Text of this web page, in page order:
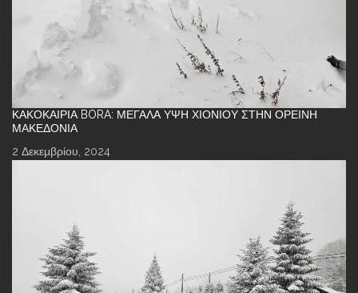
ΚΑΚΟΚΑΙΡΊΑ BORA: ΜΕΓΆΛΑ ΎΨΗ ΧΙΟΝΙΟΎ ΣΤΗΝ ΟΡΕΙΝΉ
ΜΑΚΕΔΟΝΊΑ
2 Δεκεμβρίου, 2024